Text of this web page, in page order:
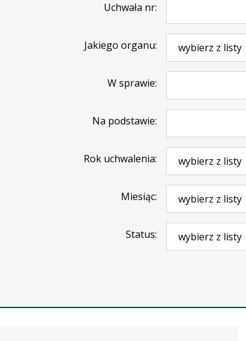
Uchwała nr
Jakiego organu
W sprawie
Na podstawie
Rok uchwalenia
Miesiąc
Status